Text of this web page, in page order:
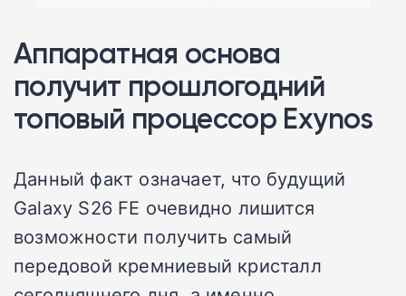
Аппаратная основа
получит прошлогодний
топовый процессор Exynos
Данный факт означает, что будущий
Galaxy S26 FE очевидно лишится
возможности получить самый
передовой кремниевый кристалл